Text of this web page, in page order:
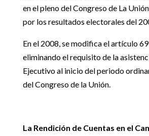
en el pleno del Congreso de La
por los resultados electorales del
En el 2008, se modifica el artículo
eliminando el requisito de la
Ejecutivo al inicio del periodo
del Congreso de la Unión.
La Rendición de Cuentas en el